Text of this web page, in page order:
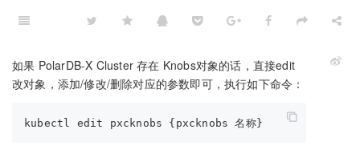
如果 PolarDB-X Cluster 存在 Knobs对象的话，直接edit
改对象，添加/修改/删除对应的参数即可，执行如下命令：